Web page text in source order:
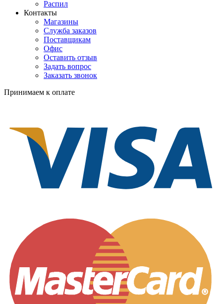
Распил
Контакты
Магазины
Служба заказов
Поставщикам
Офис
Оставить отзыв
Задать вопрос
Заказать звонок
Принимаем к оплате